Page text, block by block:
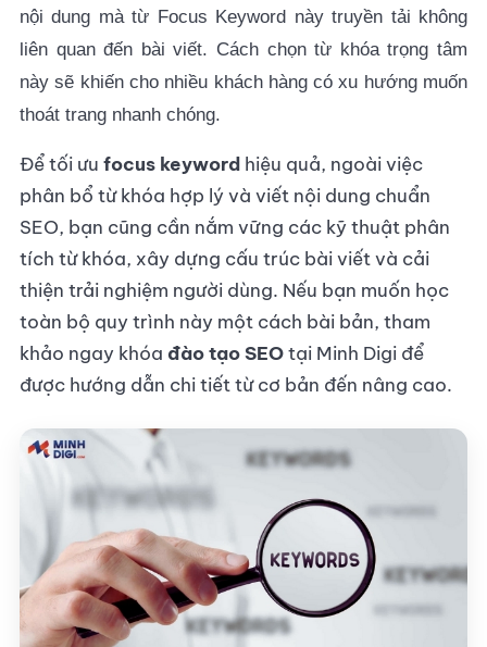
nội dung mà từ Focus Keyword này truyền tải không
liên quan đến bài viết. Cách chọn từ khóa trọng tâm
này sẽ khiến cho nhiều khách hàng có xu hướng muốn
thoát trang nhanh chóng.
Để tối ưu focus keyword hiệu quả, ngoài việc
phân bổ từ khóa hợp lý và viết nội dung chuẩn
SEO, bạn cũng cần nắm vững các kỹ thuật phân
tích từ khóa, xây dựng cấu trúc bài viết và cải
thiện trải nghiệm người dùng. Nếu bạn muốn học
toàn bộ quy trình này một cách bài bản, tham
khảo ngay khóa đào tạo SEOtại Minh Digi để
được hướng dẫn chi tiết từ cơ bản đến nâng cao.